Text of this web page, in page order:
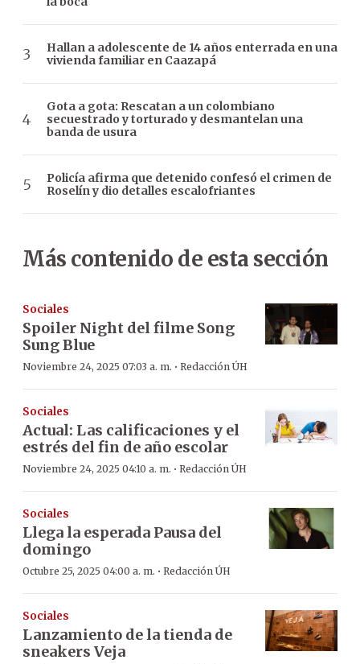
Hallan a adolescente de 14 años enterrada en una
vivienda familiar en Caazapá
Gota a gota: Rescatan a un colombiano
secuestrado y torturado y desmantelan una
banda de usura
Policía afirma que detenido confesó el crimen de
Roselín y dio detalles escalofriantes
Más contenido de esta sección
Sociales
Spoiler Night del filme Song
Sung Blue
Noviembre 24, 2025 07:03 a. m. · Redacción ÚH
Sociales
Actual: Las calificaciones y el
estrés del fin de año escolar
Noviembre 24, 2025 04:10 a. m. · Redacción ÚH
Sociales
Llega la esperada Pausa del
domingo
Octubre 25, 2025 04:00 a. m. · Redacción ÚH
Sociales
Lanzamiento de la tienda de
sneakers Veja